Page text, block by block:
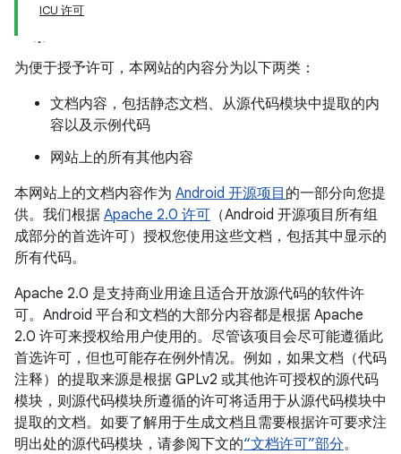
ICU 许可
为便于授予许可，本网站的内容分为以下两类：
文档内容，包括静态文档、从源代码模块中提取的内
容以及示例代码
网站上的所有其他内容
本网站上的文档内容作为 Android 开源项目 的一部分向您提
供。我们根据 Apache 2.0 许可 （Android 开源项目所有组
成部分的首选许可）授权您使用这些文档，包括其中显示的
所有代码。
Apache 2.0 是支持商业用途且适合开放源代码的软件许
可。Android 平台和文档的大部分内容都是根据 Apache
2.0 许可来授权给用户使用的。尽管该项目会尽可能遵循此
首选许可，但也可能存在例外情况。例如，如果文档（代码
注释）的提取来源是根据 GPLv2 或其他许可授权的源代码
模块，则源代码模块所遵循的许可将适用于从源代码模块中
提取的文档。如要了解用于生成文档且需要根据许可要求注
明出处的源代码模块，请参阅下文的“文档许可”部分。